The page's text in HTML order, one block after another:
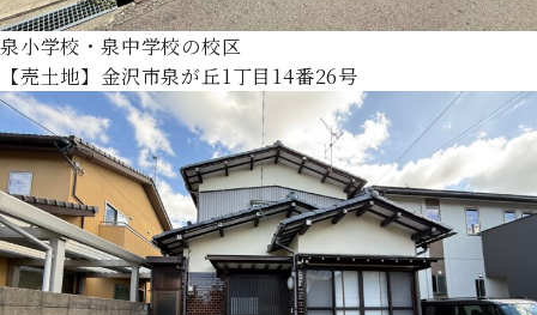
泉小学校・泉中学校の校区
【売土地】金沢市泉が丘1丁目14番26号